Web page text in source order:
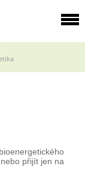
přijít jen na